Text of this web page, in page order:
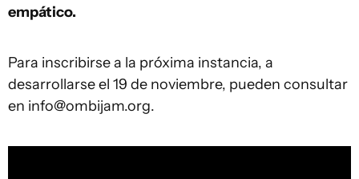
empático.
Para inscribirse a la próxima instancia, a
desarrollarse el 19 de noviembre, pueden consultar
en info@ombijam.org.